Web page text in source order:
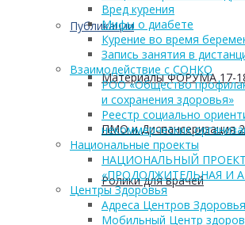
Публикации
Материалы ФОРУМА 17-
ПМО и Диспансеризация
Ролики для врачей
Вред курения
Мифы о диабете
Курение во время
Запись занятия в
Взаимодействие с СОНКО
РОО «Общество
и сохранения здоровья»
Реестр социально
некоммерческих
Национальные проекты
НАЦИОНАЛЬНЫЙ ПРОЕКТ
«ПРОДОЛЖИТЕЛЬНАЯ И
Центры Здоровья
Адреса Центров Здоровья
Мобильный Центр